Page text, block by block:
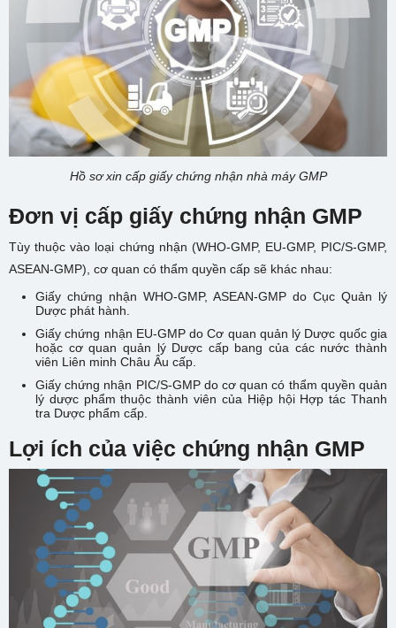
Hồ sơ xin cấp giấy chứng nhận nhà máy GMP
Đơn vị cấp giấy chứng nhận GMP
Tùy thuộc vào loại chứng nhận (WHO-GMP, EU-GMP, PIC/S-GMP,
ASEAN-GMP), cơ quan có thẩm quyền cấp sẽ khác nhau:
Giấy chứng nhận WHO-GMP, ASEAN-GMP do Cục Quản lý
Dược phát hành.
Giấy chứng nhận EU-GMP do Cơ quan quản lý Dược quốc gia
hoặc cơ quan quản lý Dược cấp bang của các nước thành
viên Liên minh Châu Âu cấp.
Giấy chứng nhận PIC/S-GMP do cơ quan có thẩm quyền quản
lý dược phẩm thuộc thành viên của Hiệp hội Hợp tác Thanh
tra Dược phẩm cấp.
Lợi ích của việc chứng nhận GMP